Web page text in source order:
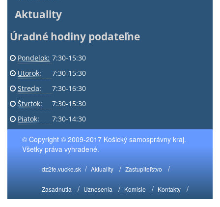
Aktuality
Úradné hodiny podateľne
Pondelok: 7:30-15:30
Utorok:
7:30-15:30
Streda:
7:30-16:30
Štvrtok:
7:30-15:30
Piatok:
7:30-14:30
© Copyright © 2009-2017 Košický samosprávny kraj.
Všetky práva vyhradené.
dz2fe.vucke.sk Aktuality Zastupiteľstvo
Zasadnutia Uznesenia Komisie Kontakty